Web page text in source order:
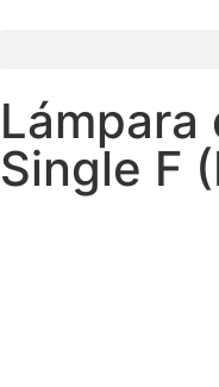
Lámpara
Single F